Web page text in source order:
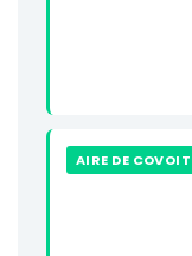
AIRE DE